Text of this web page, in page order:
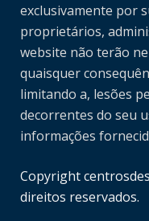
exclusivamente por
proprietários,
website não terão
quaisquer
limitando a, lesões
decorrentes do seu
informações
Copyright
direitos reservados.